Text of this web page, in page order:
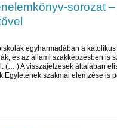
sorozat
egyharmadában a
és az állami szakképzésben is
(… ) A visszajelzések általában
Egyletének szakmai elemzése is